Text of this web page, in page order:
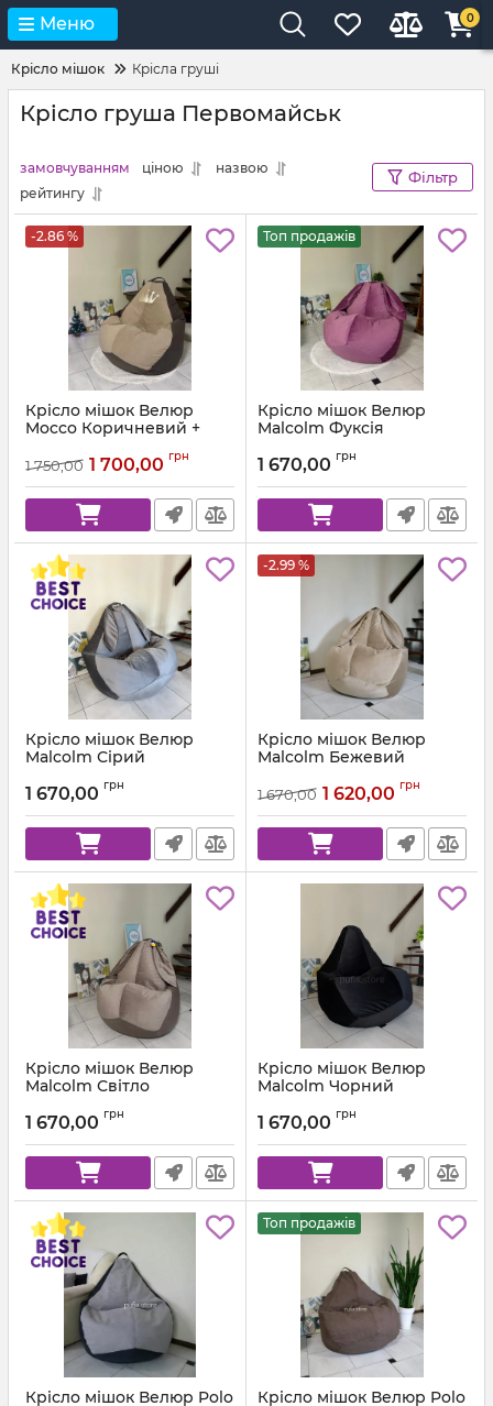
Меню 0
Крісло мішок Крісла груші
Крісло груша Первомайськ
замовчуванням ціною
назвою
рейтингу
Фільтр
-2.86 %
Крісло мішок Велюр
Mocco Коричневий +
Корона
1 750,00 1 700,00 грн
Топ продажів
Крісло мішок Велюр
Malcolm Фуксія
1 670,00 грн
Крісло мішок Велюр
Malcolm Сірий
1 670,00 грн
-2.99 %
Крісло мішок Велюр
Malcolm Бежевий
1 670,00 1 620,00 грн
Крісло мішок Велюр
Malcolm Світло
Артикул: km-malcolm-22-l
1 670,00 грн
Крісло мішок Велюр
Malcolm Чорний
1 670,00 грн
Крісло мішок Велюр Polo
Топ продажів
Крісло мішок Велюр Polo